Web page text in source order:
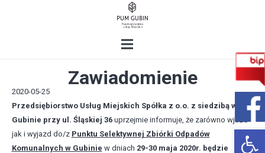
Zawiadomienie
2020-05-25
Przedsiębiorstwo Usług Miejskich Spółka z o.o. z siedzibą w
Gubinie przy ul. Śląskiej 36uprzejmie informuje, że zarówno wjazd
jak i wyjazd do/z Punktu Selektywnej Zbiórki Odpadów
Komunalnych w Gubinie w dniach 29-30 maja 2020r. będzie